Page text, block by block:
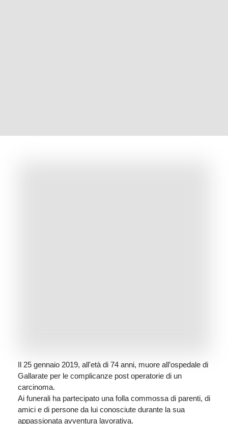
Il 25 gennaio 2019, all'età di 74 anni, muore all’ospedale di
Gallarate per le complicanze post operatorie di un
carcinoma.
Ai funerali ha partecipato una folla commossa di parenti, di
amici e di persone da lui conosciute durante la sua
appassionata avventura lavorativa.